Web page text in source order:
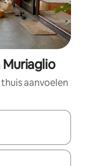
aanvoelen
je een keuze